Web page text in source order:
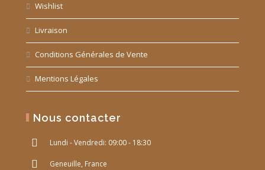
Wishlist
Livraison
Conditions Générales de Vente
Mentions Légales
Nous contacter
Lundi - Vendredi: 09:00 - 18:30
Geneuille, France